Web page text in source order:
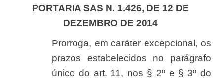
PORTARIA SAS N. 1.426, DE 12 DE
DEZEMBRO DE 2014
Prorroga, em caráter excepcional, os
prazos estabelecidos no parágrafo
único do art. 11, nos § 2º e § 3º do